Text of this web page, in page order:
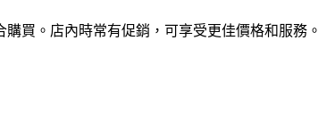
買。店內時常有促銷，可享受更佳價格和服務。